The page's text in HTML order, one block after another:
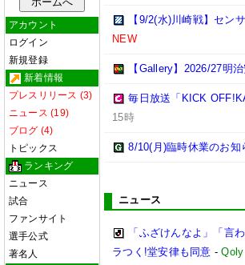
アカウント
ログイン
新規登録
新着情報
プレスリリース (3)
ニュース (19)
ブログ (4)
トピックス
ランキング
ニュース
試合
ファンサイト
選手公式
著名人
【9/2(水)川崎戦】セン
NEW
【Gallery】2026/27明
毎日放送「KICK
15時
8/10(月)臨時休業のお知
ニュース
「ふざけんなよ」「言
ラつく!堂安律も同意 -Qoly